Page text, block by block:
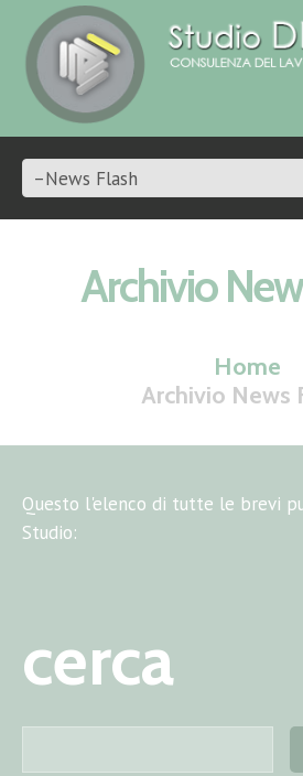
Archivio
Home
Archivio News
Questo l'elenco di tutte le brevi
Studio:
cerca